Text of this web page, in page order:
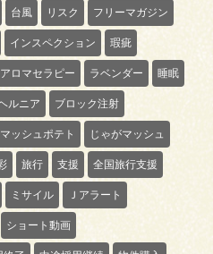
台風 リスク フリーマガジン
インスペクション 瑕疵
アロマセラピー ラベンダー 睡眠
ルニア ブロック注射
マッシュポテト じゃがマッシュ
旅行 支援 全国旅行支援
ミサイル Ｊアラート
ショート動画